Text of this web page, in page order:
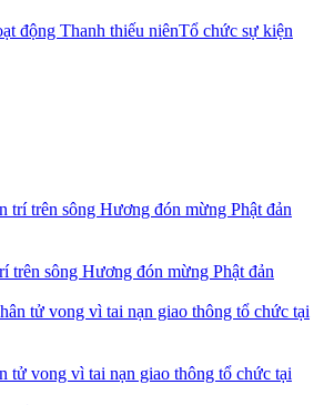
động Thanh thiếu niênTổ chức sự kiện
trên sông Hương đón mừng Phật đản
tử vong vì tai nạn giao thông tổ chức tại